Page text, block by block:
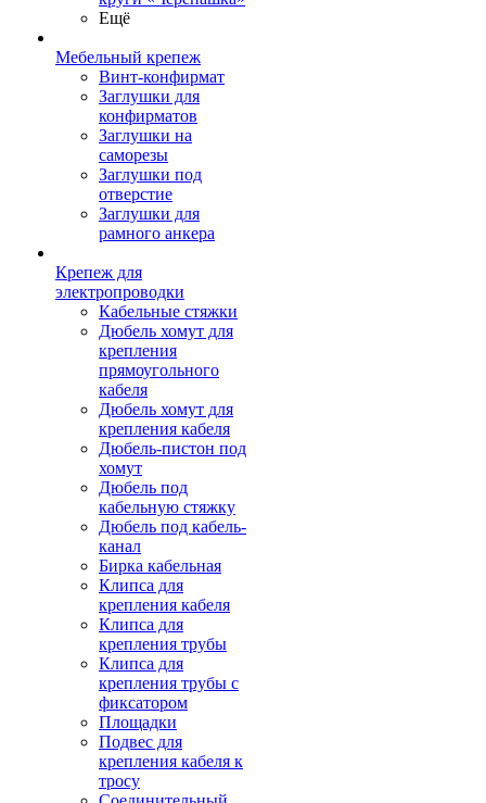
Ещё
Мебельный крепеж
Винт-конфирмат
Заглушки для
конфирматов
Заглушки на
саморезы
Заглушки под
отверстие
Заглушки для
рамного анкера
Крепеж для
электропроводки
Кабельные стяжки
Дюбель хомут для
крепления
прямоугольного
кабеля
Дюбель хомут для
крепления кабеля
Дюбель-пистон под
хомут
Дюбель под
кабельную стяжку
Дюбель под кабель-
канал
Бирка кабельная
Клипса для
крепления кабеля
Клипса для
крепления трубы
Клипса для
крепления трубы с
фиксатором
Площадки
Подвес для
крепления кабеля к
тросу